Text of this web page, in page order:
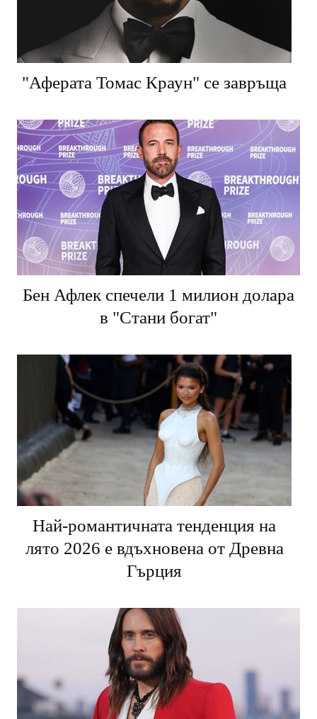
"Аферата Томас Краун" се завръща
Бен Афлек спечели 1 милион долара
в "Стани богат"
Най-романтичната тенденция на
лято 2026 е вдъхновена от Древна
Гърция